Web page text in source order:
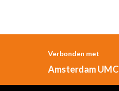
Verbonden met
Amsterdam UMC